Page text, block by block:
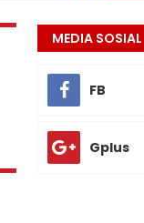
MEDIA SOSIAL
FB
Gplus